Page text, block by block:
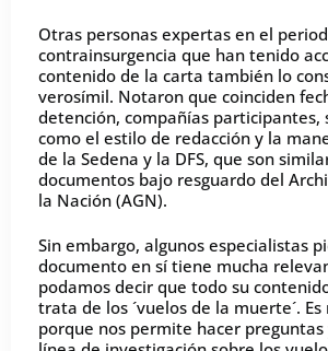
Otras personas expertas en el
contrainsurgencia que han tenido
contenido de la carta también lo
verosímil. Notaron que coinciden
detención, compañías participantes,
como el estilo de redacción y la
de la Sedena y la DFS, que son
documentos bajo resguardo del
la Nación (AGN).
Sin embargo, algunos especialistas
documento en sí tiene mucha
podamos decir que todo su
trata de los ´vuelos de la muerte´.
porque nos permite hacer preguntas